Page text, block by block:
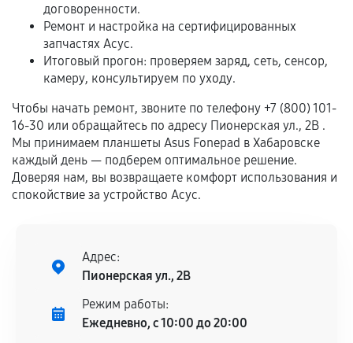
Если комплектующие куплены
самостоятельно
Гарантия на выполненные работы может
сохраняться полностью или частично, если
соблюдены следующие условия:
Предоставленные детали подходят по
техническим параметрам и не имеют внешних
дефектов.
При этом гарантия на сами комплектующие
остается на стороне производителя или
продавца. За качество сторонних деталей
сервисный центр ответственности не несет.
договоренности.
Ремонт и настройка на сертифицированных
запчастях Асус.
Итоговый прогон: проверяем заряд, сеть, сенсор,
камеру, консультируем по уходу.
Чтобы начать ремонт, звоните по телефону +7 (800) 101-
16-30 или обращайтесь по адресу Пионерская ул., 2В .
Мы принимаем планшеты Asus Fonepad в Хабаровске
каждый день — подберем оптимальное решение.
Доверяя нам, вы возвращаете комфорт использования и
спокойствие за устройство Асус.
Адрес:
Пионерская ул., 2В
Режим работы:
Ежедневно, с 10:00 до 20:00